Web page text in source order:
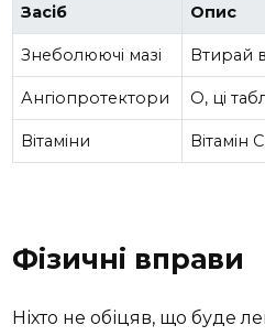
Засіб Опис
Знеболюючі мазі Втирай
Ангіопротектори О, ці
Вітаміни Вітамін
Фізичні вправи
Ніхто не обіцяв, що буде